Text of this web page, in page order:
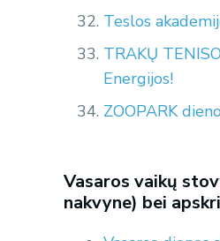
Teslos
TRAKŲ
Energijos!
ZOOPARK
Vasaros vaikų
nakvyne) bei